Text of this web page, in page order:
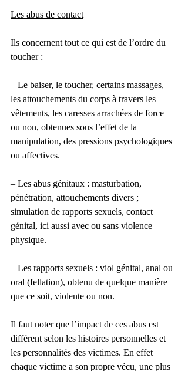
Les abus de contact
Ils concernent tout ce qui est de l’ordre du
toucher :
– Le baiser, le toucher, certains massages,
les attouchements du corps à travers les
vêtements, les caresses arrachées de force
ou non, obtenues sous l’effet de la
manipulation, des pressions psychologiques
ou affectives.
– Les abus génitaux : masturbation,
pénétration, attouchements divers ;
simulation de rapports sexuels, contact
génital, ici aussi avec ou sans violence
physique.
– Les rapports sexuels : viol génital, anal ou
oral (fellation), obtenu de quelque manière
que ce soit, violente ou non.
Il faut noter que l’impact de ces abus est
différent selon les histoires personnelles et
les personnalités des victimes. En effet
chaque victime a son propre vécu, une plus